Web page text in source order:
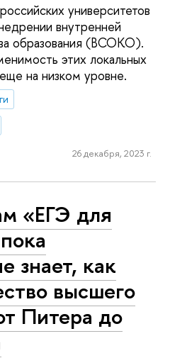
университетов
внутренней
образования (ВСОКО).
этих локальных
на низком уровне.
26 декабря, 2023 г.
«ЕГЭ для
знает, как
высшего
Питера до